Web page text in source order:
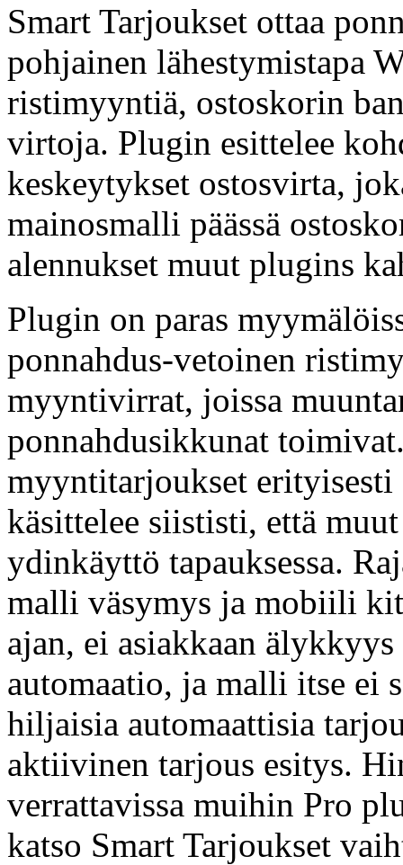
Smart Tarjoukset ottaa
pohjainen lähestymistapa
ristimyyntiä, ostoskorin
virtoja. Plugin esittelee
keskeytykset ostosvirta,
mainosmalli päässä
alennukset muut plugins
Plugin on paras
ponnahdus-vetoinen
myyntivirrat, joissa
ponnahdusikkunat
myyntitarjoukset
käsittelee siististi, että
ydinkäyttö tapauksessa.
malli väsymys ja mobiili
ajan, ei asiakkaan
automaatio, ja malli itse ei
hiljaisia automaattisia
aktiivinen tarjous esitys.
verrattavissa muihin Pro
katso Smart Tarjoukset